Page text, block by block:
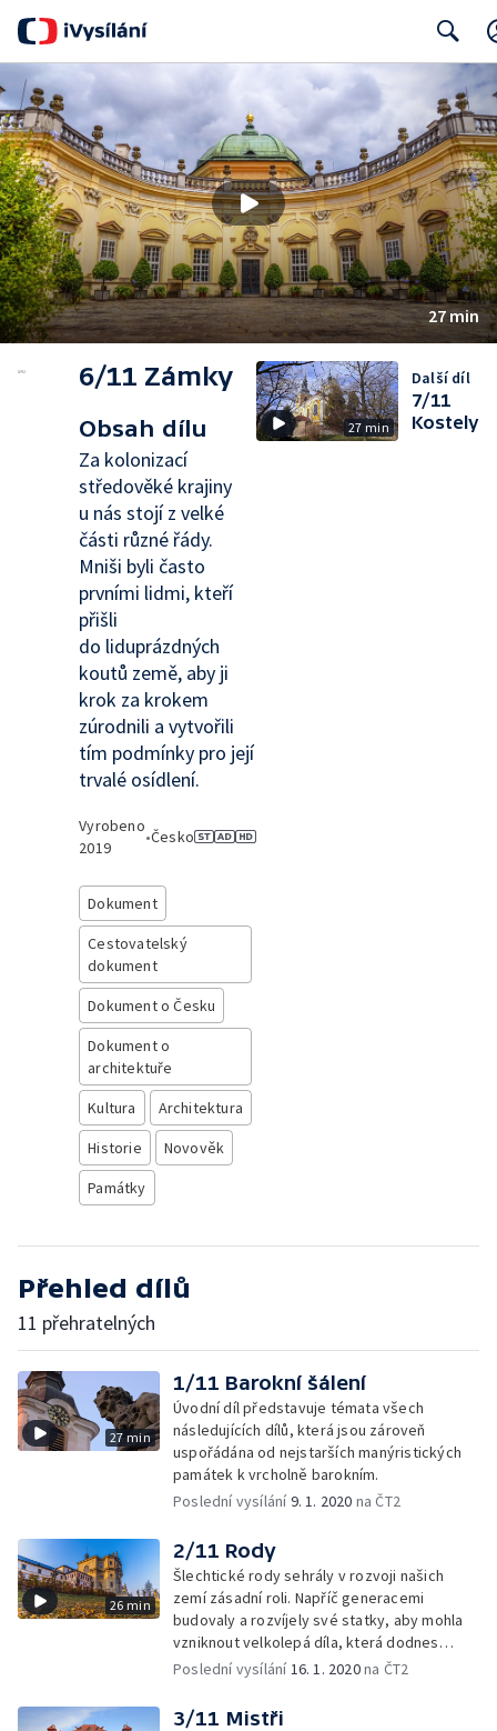
27 min
6/11 Zámky
Obsah dílu
Za kolonizací
středověké krajiny
u nás stojí z velké
části různé řády.
Mniši byli často
prvními lidmi, kteří
přišli
do liduprázdných
koutů země, aby ji
krok za krokem
zúrodnili a vytvořili
tím podmínky pro její
trvalé osídlení.
Vyrobeno
2019
•Česko
Dokument
Cestovatelský
dokument
Dokument o Česku
Dokument o
architektuře
Kultura
Architektura
Historie
Novověk
Památky
27 min
Další díl
7/11
Kostely
Přehled dílů
11 přehratelných
27 min
1/11 Barokní šálení
Úvodní díl představuje témata všech
následujících dílů, která jsou zároveň
uspořádána od nejstarších manýristických
památek k vrcholně barokním.
Poslední vysílání9. 1. 2020 na ČT2
26 min
2/11 Rody
Šlechtické rody sehrály v rozvoji našich
zemí zásadní roli. Napříč generacemi
budovaly a rozvíjely své statky, aby mohla
vzniknout velkolepá díla, která dodnes
ohromují.
Poslední vysílání16. 1. 2020na ČT2
3/11 Mistři